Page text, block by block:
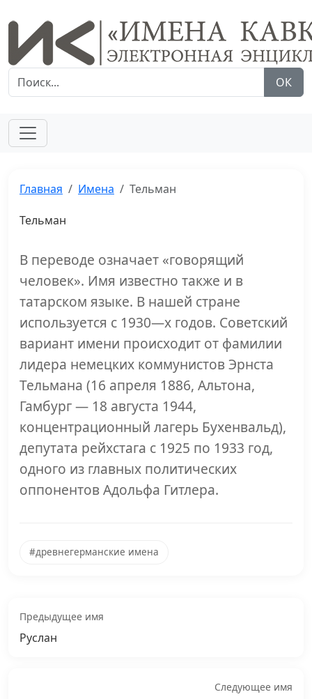
ОК
Главная Имена Тельман
Тельман
В переводе означает «говорящий
человек». Имя известно также и в
татарском языке. В нашей стране
используется с 1930—х годов. Советский
вариант имени происходит от фамилии
лидера немецких коммунистов Эрнста
Тельмана (16 апреля 1886, Альтона,
Гамбург — 18 августа 1944,
концентрационный лагерь Бухенвальд),
депутата рейхстага с 1925 по 1933 год,
одного из главных политических
оппонентов Адольфа Гитлера.
#древнегерманские имена
Предыдущее имя
Руслан
Следующее имя